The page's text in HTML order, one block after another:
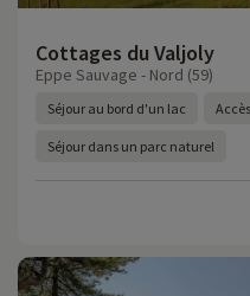
Cottages du Valjoly
Eppe Sauvage - Nord (59)
Séjour au bord d'un lac
Séjour dans un parc naturel